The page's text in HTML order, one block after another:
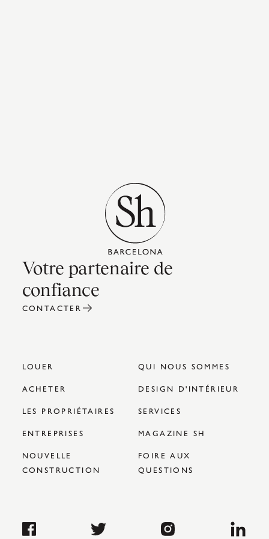
Votre partenaire de
confiance
CONTACTER
LOUER
QUI NOUS SOMMES
ACHETER
DESIGN D'INTÉRIEUR
LES PROPRIÉTAIRES
SERVICES
ENTREPRISES
MAGAZINE SH
NOUVELLE
CONSTRUCTION
FOIRE AUX
QUESTIONS